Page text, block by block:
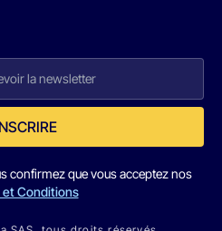
confirmez que vous acceptez nos
et Conditions